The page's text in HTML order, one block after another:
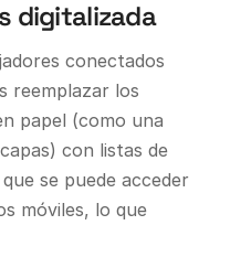
digitalizada
conectados
reemplazar los
papel (como una
con listas de
se puede acceder
móviles, lo que